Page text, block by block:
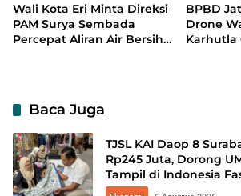
Wali Kota Eri Minta Direksi
PAM Surya Sembada
Percepat Aliran Air Bersih
BPBD
Drone
Karhutla
Baca Juga
TJSL KAI Daop 8
Rp245 Juta, Dorong
Tampil di Indonesia